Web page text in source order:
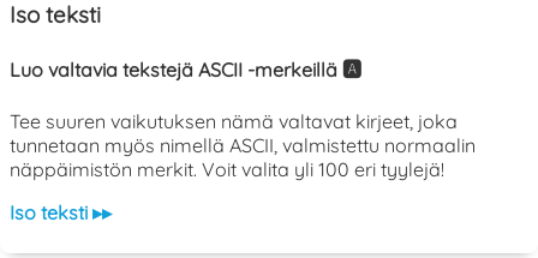
Iso teksti
Luo valtavia tekstejä ASCII -merkeillä 🅰️
Tee suuren vaikutuksen nämä valtavat kirjeet, joka
tunnetaan myös nimellä ASCII, valmistettu normaalin
näppäimistön merkit. Voit valita yli 100 eri tyylejä!
Iso teksti ▸▸